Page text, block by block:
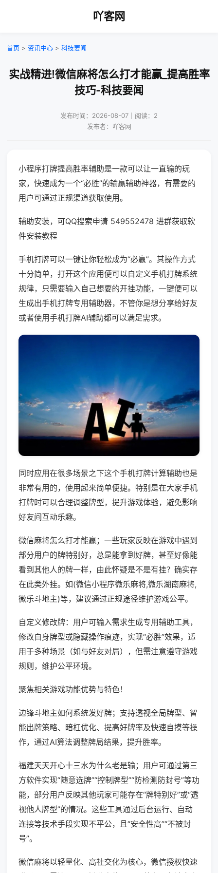
吖客网
首页 > 资讯中心 > 科技要闻
实战精进!微信麻将怎么打才能赢_提高胜率
技巧-科技要闻
发布时间：2026-08-07｜阅读：2
发布者：吖客网
小程序打牌提高胜率辅助是一款可以让一直输的玩
家，快速成为一个“必胜”的输赢辅助神器，有需要的
用户可通过正规渠道获取使用。
辅助安装，可QQ搜索申请 549552478 进群获取软
件安装教程
手机打牌可以一键让你轻松成为“必赢”。其操作方式
十分简单，打开这个应用便可以自定义手机打牌系统
规律，只需要输入自己想要的开挂功能，一键便可以
生成出手机打牌专用辅助器，不管你是想分享给好友
或者使用手机打牌AI辅助都可以满足需求。
同时应用在很多场景之下这个手机打牌计算辅助也是
非常有用的，使用起来简单便捷。特别是在大家手机
打牌时可以合理调整牌型，提升游戏体验，避免影响
好友间互动乐趣。
微信麻将怎么打才能赢；一些玩家反映在游戏中遇到
部分用户的牌特别好，总是能拿到好牌，甚至好像能
看到其他人的牌一样，由此怀疑是不是有挂？确实存
在此类外挂。如(微信小程序微乐麻将,微乐湖南麻将,
微乐斗地主)等，建议通过正规途径维护游戏公平。
自定义修改牌：用户可输入需求生成专用辅助工具，
修改自身牌型或隐藏操作痕迹，实现“必胜”效果，适
用于多种场景（如与好友对局），但需注意遵守游戏
规则，维护公平环境。
聚焦相关游戏功能优势与特色！
边锋斗地主如何系统发好牌；支持透视全局牌型、智
能出牌策略、暗杠优化、提高好牌率及快速自摸等操
作，通过AI算法调整牌局结果，提升胜率。
福建天天开心十三水为什么老是输；用户可通过第三
方软件实现“随意选牌”“控制牌型”“防检测防封号”等功
能，部分用户反映其他玩家可能存在“牌特别好”或“透
视他人牌型”的情况。这些工具通过后台运行、自动
连接等技术手段实现不平公，且“安全性高”“不被封
号”。
微信麻将以轻量化、高社交化为核心，微信授权快速